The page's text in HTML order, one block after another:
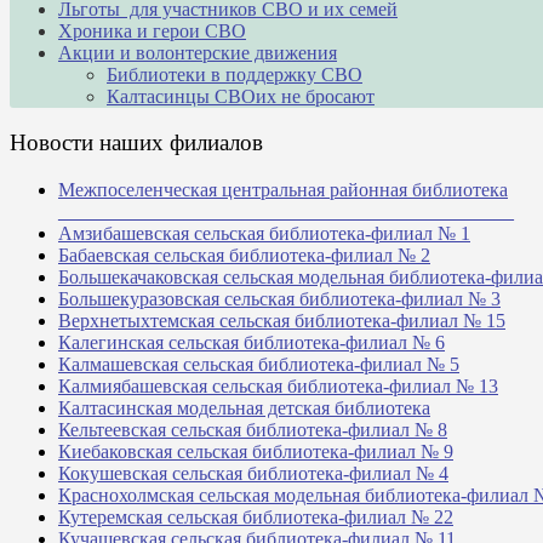
Льготы для участников СВО и их семей
Хроника и герои СВО
Акции и волонтерские движения
Библиотеки в поддержку СВО
Калтасинцы СВОих не бросают
Новости наших филиалов
Межпоселенческая центральная районная библиотека
Амзибашевская сельская библиотека-филиал № 1
Бабаевская сельская библиотека-филиал № 2
Большекачаковская сельская модельная библиотека-
Большекуразовская сельская библиотека-филиал № 3
Верхнетыхтемская сельская библиотека-филиал № 15
Калегинская сельская библиотека-филиал № 6
Калмашевская сельская библиотека-филиал № 5
Калмиябашевская сельская библиотека-филиал № 13
Калтасинская модельная детская библиотека
Кельтеевская сельская библиотека-филиал № 8
Киебаковская сельская библиотека-филиал № 9
Кокушевская сельская библиотека-филиал № 4
Краснохолмская сельская модельная библиотека-филиал
Кутеремская сельская библиотека-филиал № 22